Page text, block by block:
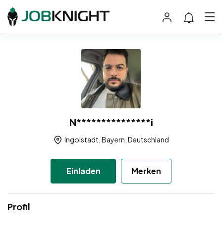
N***************i
Ingolstadt, Bayern, Deutschland
Einladen Merken
Profil